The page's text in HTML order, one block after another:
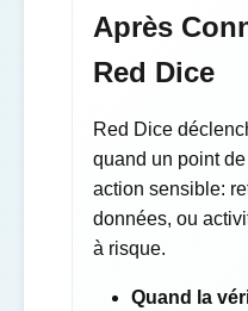
Après
Red Dice
Red Dice
quand un point
action sensible:
données, ou
à risque.
Quand la